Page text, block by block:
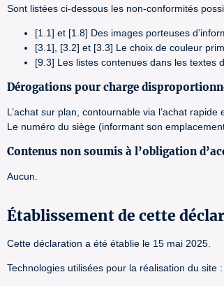
Sont listées ci-dessous les non-conformités
[1.1] et [1.8] Des images porteuses
[3.1], [3.2] et [3.3] Le choix de couleur
[9.3] Les listes contenues dans les textes
Dérogations pour charge
L’achat sur plan, contournable via l’achat
Le numéro du siège (informant son
Contenus non soumis à l’obligation
Aucun.
Établissement de cette
Cette déclaration a été établie le 15 mai 2025.
Technologies utilisées pour la réalisation du site :